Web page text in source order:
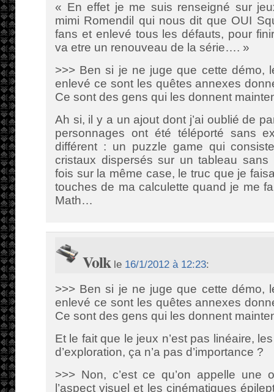
« En effet je me suis renseigné sur
mimi Romendil qui nous dit que OUI
fans et enlevé tous les défauts, pour
va etre un renouveau de la série…. »
>>> Ben si je ne juge que cette démo,
enlevé ce sont les quêtes annexes
Ce sont des gens qui les donnent
Ah si, il y a un ajout dont j’ai oublié de
personnages ont été téléporté sans
différent : un puzzle game qui
cristaux dispersés sur un tableau
fois sur la même case, le truc que je
touches de ma calculette quand je me
Math…
Volkle 16/1/2012 à 12:23:
>>> Ben si je ne juge que cette démo,
enlevé ce sont les quêtes annexes
Ce sont des gens qui les donnent
Et le fait que le jeux n’est pas linéaire,
d’exploration, ça n’a pas d’importance ?
>>> Non, c’est ce qu’on appelle une
l’aspect visuel et les cinématiques